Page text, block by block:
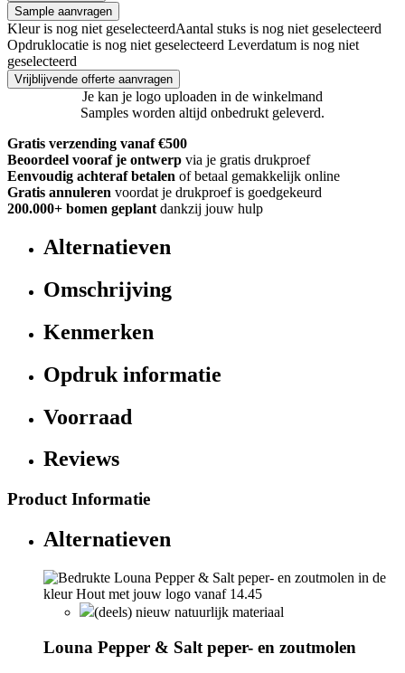
Sample aanvragen
Kleur is nog niet geselecteerdAantal stuks is nog niet geselecteerd
Opdruklocatie is nog niet geselecteerd Leverdatum is nog niet
geselecteerd
Vrijblijvende offerte aanvragen
Je kan je logo uploaden in de winkelmand
Samples worden altijd onbedrukt geleverd.
Gratis verzending vanaf €500
Beoordeel vooraf je ontwerp via je gratis drukproef
Eenvoudig achteraf betalen of betaal gemakkelijk online
Gratis annuleren voordat je drukproef is goedgekeurd
200.000+ bomen geplant dankzij jouw hulp
Alternatieven
Omschrijving
Kenmerken
Opdruk informatie
Voorraad
Reviews
Product Informatie
Alternatieven
(deels) nieuw natuurlijk materiaal
Louna Pepper & Salt peper- en zoutmolen